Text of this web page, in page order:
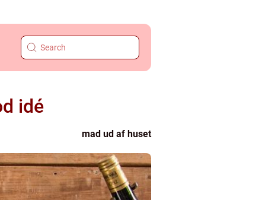
idé
mad ud af huset